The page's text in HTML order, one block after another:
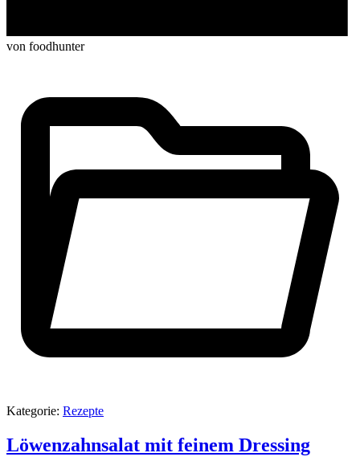
von foodhunter
Kategorie: Rezepte
Löwenzahnsalat mit feinem Dressing